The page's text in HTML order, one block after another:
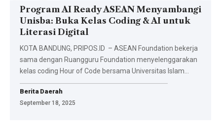
Program AI Ready ASEAN Menyambangi
Unisba: Buka Kelas Coding & AI untuk
Literasi Digital
KOTA BANDUNG, PRIPOS.ID – ASEAN Foundation bekerja
sama dengan Ruangguru Foundation menyelenggarakan
kelas coding Hour of Code bersama Universitas Islam…
Berita Daerah
September 18, 2025